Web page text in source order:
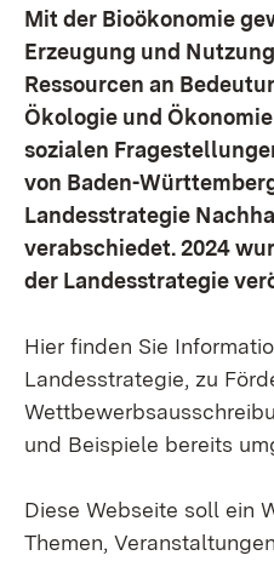
Mit der Bioökonomie
Erzeugung und
Ressourcen an
Ökologie und
sozialen
von Baden-
Landesstrategie
verabschiedet. 2024
der Landesstrategie
Hier finden Sie
Landesstrategie, zu
und Beispiele bereits
Diese Webseite soll ein
Themen,